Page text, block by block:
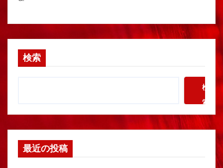
検索
検
索
最近の投稿